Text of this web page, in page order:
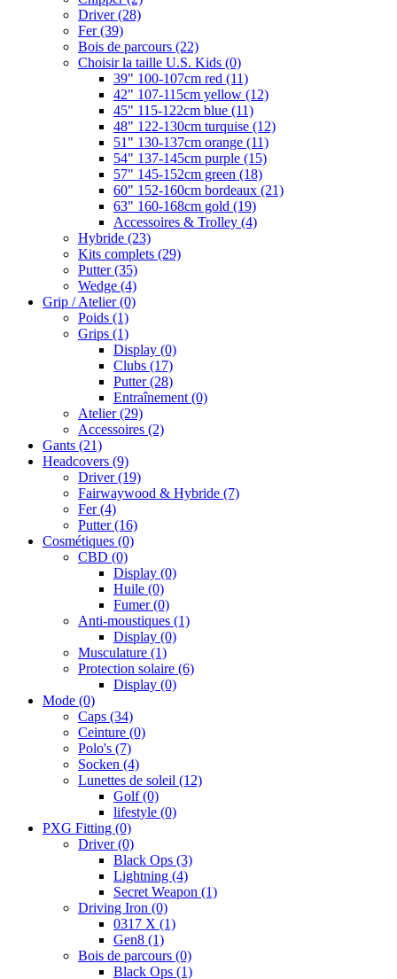
Driver(28)
Fer(39)
Bois de parcours (22)
Choisir la taille U.S. Kids (0)
39" 100-107cm red (11)
42" 107-115cm yellow (12)
45" 115-122cm blue (11)
48" 122-130cm turquise (12)
51" 130-137cm orange (11)
54" 137-145cm purple (15)
57" 145-152cm green (18)
60" 152-160cm bordeaux (21)
63" 160-168cm gold (19)
Accessoires & Trolley (4)
Hybride (23)
Kits complets (29)
Putter(35)
Wedge (4)
Grip / Atelier(0)
Poids (1)
Grips (1)
Display (0)
Clubs (17)
Putter(28)
Entraînement (0)
Atelier(29)
Accessoires (2)
Gants (21)
Headcovers (9)
Driver(19)
Fairwaywood & Hybride (7)
Fer(4)
Putter(16)
Cosmétiques (0)
CBD (0)
Display (0)
Huile (0)
Fumer(0)
Anti-moustiques (1)
Display (0)
Musculature (1)
Protection solaire (6)
Display (0)
Mode (0)
Caps (34)
Ceinture (0)
Polo's (7)
Socken (4)
Lunettes de soleil (12)
Golf(0)
lifestyle (0)
PXG Fitting (0)
Driver(0)
Black Ops (3)
Lightning (4)
Secret Weapon (1)
Driving Iron (0)
0317 X (1)
Gen8 (1)
Bois de parcours (0)
Black Ops (1)